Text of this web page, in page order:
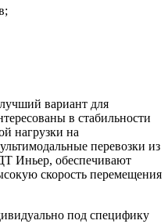
вариант для
в стабильности
нагрузки на
перевозки из
Иньер, обеспечивают
скорость перемещения
под специфику